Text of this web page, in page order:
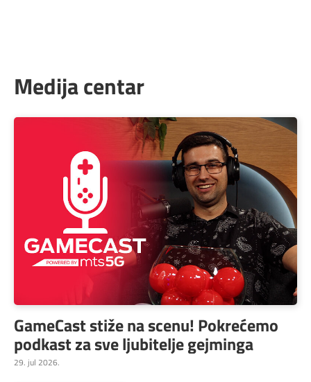
Medija centar
GameCast stiže na scenu! Pokrećemo
podkast za sve ljubitelje gejminga
29. jul 2026.